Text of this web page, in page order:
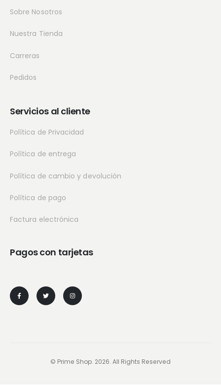
Sobre Nosotros
Nuestra Tienda
Carreras
Pedidos
Servicios al cliente
Política de Privacidad
Política de entrega
Política de cambio y devolución
Política de pago
Factura electrónica
Pagos con tarjetas
© Prime Shop. 2026. All Rights Reserved